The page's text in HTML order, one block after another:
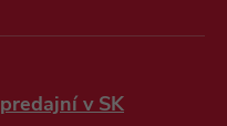
predajní v SK